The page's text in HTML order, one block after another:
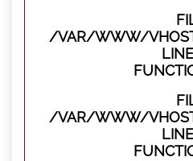
/VAR/WWW/
/VAR/WWW/